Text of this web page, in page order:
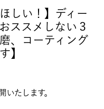
しい！】ディー
ススメしない３
、コーティング
】
いたします。